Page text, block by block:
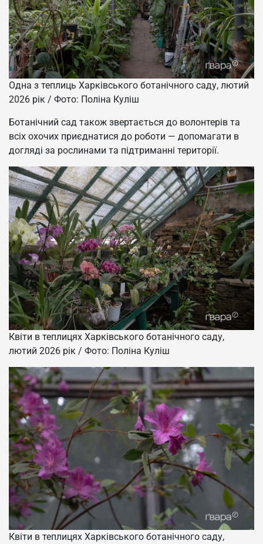
Одна з теплиць Харківського ботанічного саду, лютий
2026 рік / Фото: Поліна Куліш
Ботанічний сад також звертається до волонтерів та
всіх охочих приєднатися до роботи — допомагати в
догляді за рослинами та підтриманні території.
Квіти в теплицях Харківського ботанічного саду,
лютий 2026 рік / Фото: Поліна Куліш
Квіти в теплицях Харківського ботанічного саду,